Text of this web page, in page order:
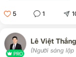
5 1
PRO
Lê Việt Thắng
(Người sáng